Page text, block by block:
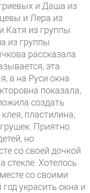
и Даша из
и Лера из
Катя из группы
из группы
рассказала
эта
а на Руси окна
показала,
создать
пластилина,
Приятно
но
со своей дочкой
Хотелось
со своими
украсить окна и